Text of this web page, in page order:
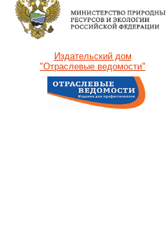
Издательский дом
"Отраслевые ведомости"